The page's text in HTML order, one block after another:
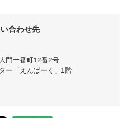
合わせ先
門一番町12番2号
ー「えんぱーく」1階